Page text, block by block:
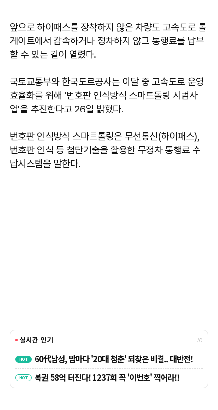
앞으로 하이패스를 장착하지 않은 차량도 고속도로 톨
게이트에서 감속하거나 정차하지 않고 통행료를 납부
할 수 있는 길이 열렸다.
국토교통부와 한국도로공사는 이달 중 고속도로 운영
효율화를 위해 ‘번호판 인식방식 스마트톨링 시범사
업'을 추진한다고 26일 밝혔다.
번호판 인식방식 스마트톨링은 무선통신(하이패스),
번호판 인식 등 첨단기술을 활용한 무정차 통행료 수
납시스템을 말한다.